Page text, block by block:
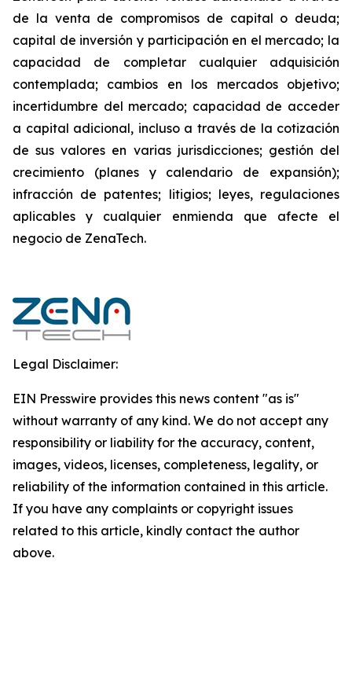
de la venta de compromisos de capital o deuda;
capital de inversión y participación en el mercado; la
capacidad de completar cualquier adquisición
contemplada; cambios en los mercados objetivo;
incertidumbre del mercado; capacidad de acceder
a capital adicional, incluso a través de la cotización
de sus valores en varias jurisdicciones; gestión del
crecimiento (planes y calendario de expansión);
infracción de patentes; litigios; leyes, regulaciones
aplicables y cualquier enmienda que afecte el
negocio de ZenaTech.
Legal Disclaimer:
EIN Presswire provides this news content "as is"
without warranty of any kind. We do not accept any
responsibility or liability for the accuracy, content,
images, videos, licenses, completeness, legality, or
reliability of the information contained in this article.
If you have any complaints or copyright issues
related to this article, kindly contact the author
above.